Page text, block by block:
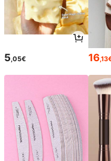
5,05€ 16